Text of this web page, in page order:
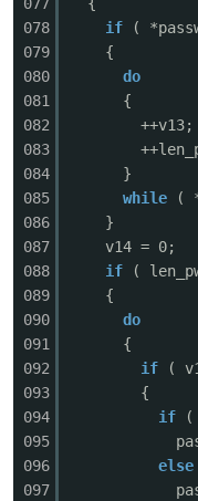
078
079
080
081
082
083
084
085
086
087
088
089
090
091
092
093
094
095
096
097
if
(
{
do
{
++v13;
}
while
}
v14 = 0;
if
(
{
do
{
if
(
{
if
(
else